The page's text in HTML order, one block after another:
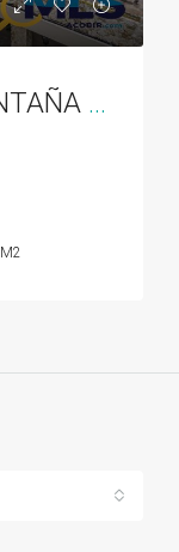
LUJOSA CASA DE MONTAÑA EN VALLE ESCONDIDO EN BOQUETE, PANAMA
M2